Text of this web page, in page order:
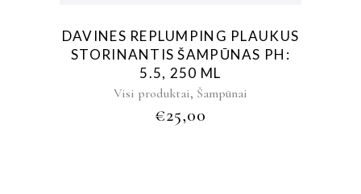
DAVINES REPLUMPING PLAUKUS
STORINANTIS ŠAMPŪNAS PH:
5.5, 250 ML
Visi produktai, Šampūnai
€25,00